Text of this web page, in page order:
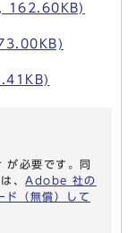
, 162.60KB)
必要です。同
、 Adobe 社の
（無償）して